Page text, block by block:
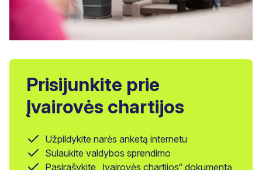
Prisijunkite prie
Įvairovės chartijos
Užpildykite narės anketą internetu
Sulaukite valdybos sprendimo
Pasirašykite „Įvairovės chartijos“ dokumentą